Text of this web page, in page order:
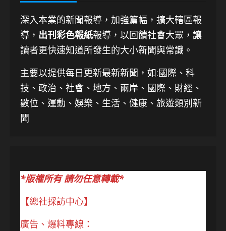
深入本業的新聞報導，加強篇幅，擴大轄區報
導， 出刊彩色報紙報導，以回饋社會大眾，讓
讀者更快速知道所發生的大小新聞與常識。
主要以提供每日更新最新新聞 ，如:國際、科
技、 政治、社會、地方、兩岸、國際、財經、
數位、運動、娛樂、生活、健康、旅遊類別新
聞
*版權所有 請勿任意轉載*
【總社採訪中心】
廣告、爆料專線：